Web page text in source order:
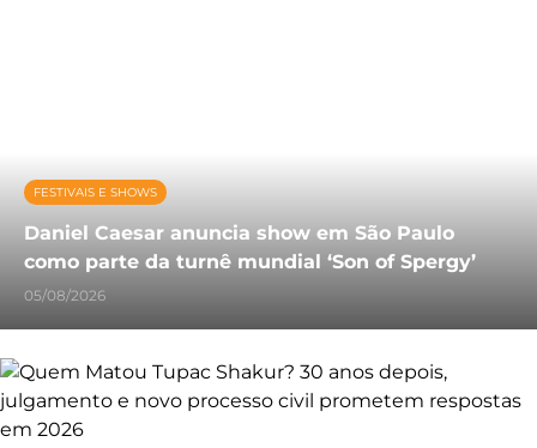
FESTIVAIS E SHOWS
Daniel Caesar anuncia show em São Paulo
como parte da turnê mundial ‘Son of Spergy’
05/08/2026